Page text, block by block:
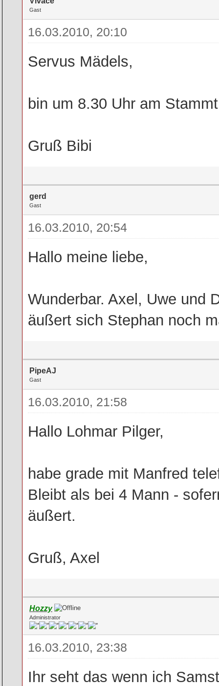
Gast
16.03.2010, 20:10
Servus Mädels,
bin um 8.30 Uhr am
Gruß Bibi
gerd
Gast
16.03.2010, 20:54
Hallo meine liebe,
Wunderbar. Axel, Uwe und
äußert sich Stephan noch
PipeAJ
Gast
16.03.2010, 21:58
Hallo Lohmar Pilger,
habe grade mit Manfred
Bleibt als bei 4 Mann -
äußert.
Gruß, Axel
Hozzy
Administrator
16.03.2010, 23:38
Ihr seht das wenn ich